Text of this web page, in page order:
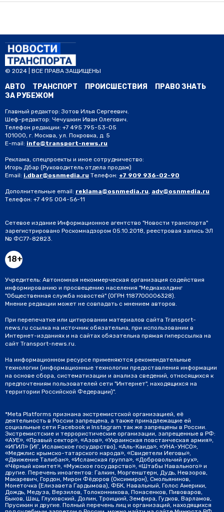
© 2024 | ВСЕ ПРАВА ЗАЩИЩЕНЫ
АВТО ТРАНСПОРТ ПРОИСШЕСТВИЯ
ПРАВО ЗНАТЬ
ЗА РУБЕЖОМ
Главный редактор: Зотов Илья Сергеевич.
Шеф-редактор: Чечушкин Иван Олегович.
Телефон редакции: +7 495 795-53-05
101000, г. Москва, ул. Покровка, д. 5
E-mail: info@transport-news.ru
Реклама, спецпроекты и иное сотрудничество:
Игорь Дбар (Руководитель отдела продаж)
Email: i.dbar@osnmedia.ru Телефон: +7 909 936-02-90
Дополнительные email: reklama@osnmedia.ru, adv@osnmedia.ru
Телефон: +7 495 004-56-11
Сетевое издание Информационное агентство "Новости транспорта"
зарегистрировано Роскомнадзором 05.10.2018, реестровая запись ЭЛ
№ ФС77-82823.
18+
Учредитель: Автономная некоммерческая организация содействия
информированию и просвещению населения "Медиахолдинг
"Общественная служба новостей" (ОГРН 1187700006328).
Мнение редакции может не совпадать с мнением авторов.
При перепечатке или цитировании материалов сайта Transport-
news.ru ссылка на источник обязательна, при использовании в
Интернет-изданиях и на сайтах обязательна прямая гиперссылка на
сайт Transport-news.ru.
На информационном ресурсе применяются рекомендательные
технологии (информационные технологии предоставления информации
на основе сбора, систематизации и анализа сведений, относящихся к
предпочтениям пользователей сети "Интернет", находящихся на
территории Российской Федерации)".
*Meta Platforms признана экстремистской организацией, её
деятельность в России запрещена, а также принадлежащие ей
социальные сети Facebook и Instagram так же запрещены в России.
Экстремистские и террористические организации, запрещенные в РФ:
«АУЕ», «Правый сектор», «Азов», «Украинская повстанческая армия»,
«ИГИЛ» (ИГ, Исламское государство), «Аль-Каида», «УНА-УНСО»,
«Меджлис крымско-татарского народа», «Свидетели Иеговы»,
«Движение Талибан», «Исламская группа», «Добровольчий рух»,
«Чёрный комитет», «Мужское государство», «Штабы Навального» и
другие. Перечень иноагентов: Галкин, Моргенштерн, Дудь, Невзоров,
Макаревич, Гордон, Мирон Фёдоров (Оксимирон), Смольянинов,
Монеточка (Елизавета Гардымова), ФБК, Навальный, Голос Америки,
Дождь, Медуза, Верзилов, Толоконникова, Понасенков, Пивоваров,
Быков, Шац, Глуховский, Долин, Троицкий, Земфира, Гудков, Варламов,
Прусикин и другие. Полный перечень лиц и организаций, находящихся